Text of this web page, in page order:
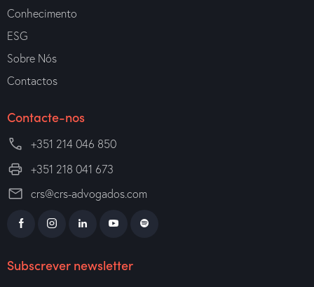
Conhecimento
ESG
Sobre Nós
Contactos
Contacte-nos
+351 214 046 850
+351 218 041 673
crs@crs-advogados.com
Subscrever newsletter